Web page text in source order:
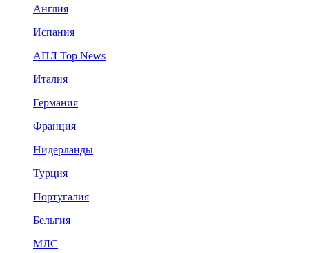
Англия
Испания
АПЛ Top News
Италия
Германия
Франция
Нидерланды
Турция
Португалия
Бельгия
МЛС